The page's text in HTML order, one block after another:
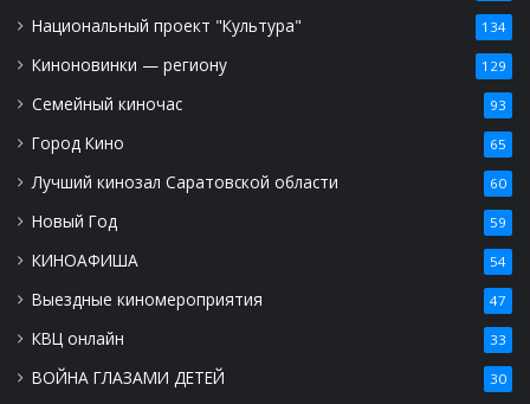
Национальный проект "Культура" 134
Киноновинки — региону 129
Семейный киночас 93
Город Кино 65
Лучший кинозал Саратовской области 60
Новый Год 59
КИНОАФИША 54
Выездные киномероприятия 47
КВЦ онлайн 33
ВОЙНА ГЛАЗАМИ ДЕТЕЙ 30